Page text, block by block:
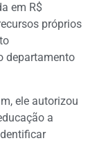
em R$
próprios
departamento
ele autorizou
a